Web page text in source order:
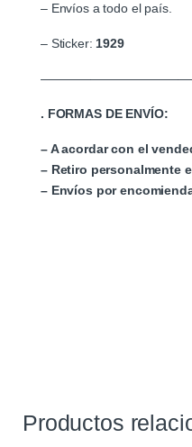
– Envíos a todo el país.
– Sticker: 1929
. FORMAS DE ENVÍO:
– A acordar con el
– Retiro personalmente
– Envíos por
Productos